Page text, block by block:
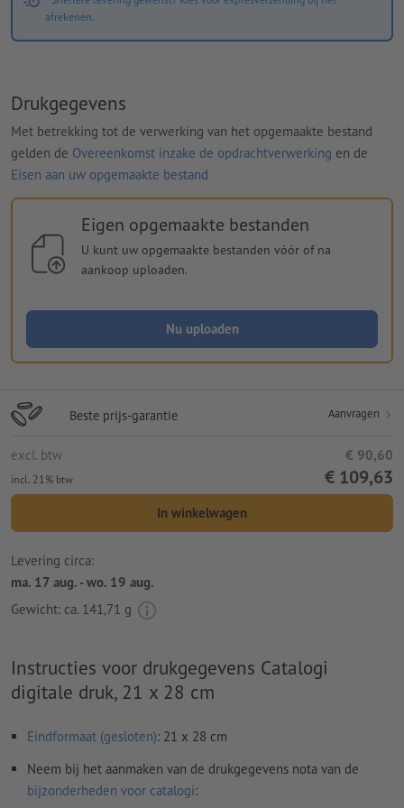
afrekenen.
Drukgegevens
Met betrekking tot de verwerking van het opgemaakte bestand
gelden de Overeenkomst inzake de opdrachtverwerking en de
Eisen aan uw opgemaakte bestand
Eigen opgemaakte bestanden
U kunt uw opgemaakte bestanden vóór of na
aankoop uploaden.
Nu uploaden
Beste prijs-garantie Aanvragen
excl. btw € 90,60
incl. 21% btw € 109,63
In winkelwagen
Levering circa:
ma. 17 aug. - wo. 19 aug.
Gewicht: ca. 141,71 g
Instructies voor drukgegevens Catalogi
digitale druk, 21 x 28 cm
Eindformaat (gesloten): 21 x 28 cm
Neem bij het aanmaken van de drukgegevens nota van de
bijzonderheden voor catalogi: